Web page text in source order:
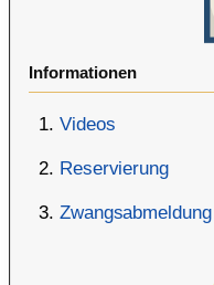
Informationen
Videos
Reservierung
Zwangsabmeldung